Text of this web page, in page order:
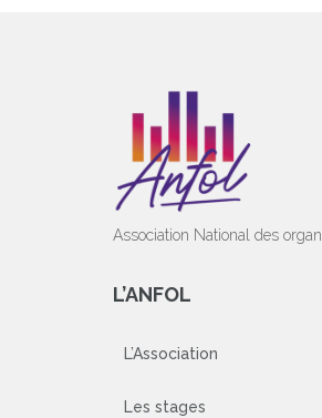
Association National des
L’ANFOL
L’Association
Les stages